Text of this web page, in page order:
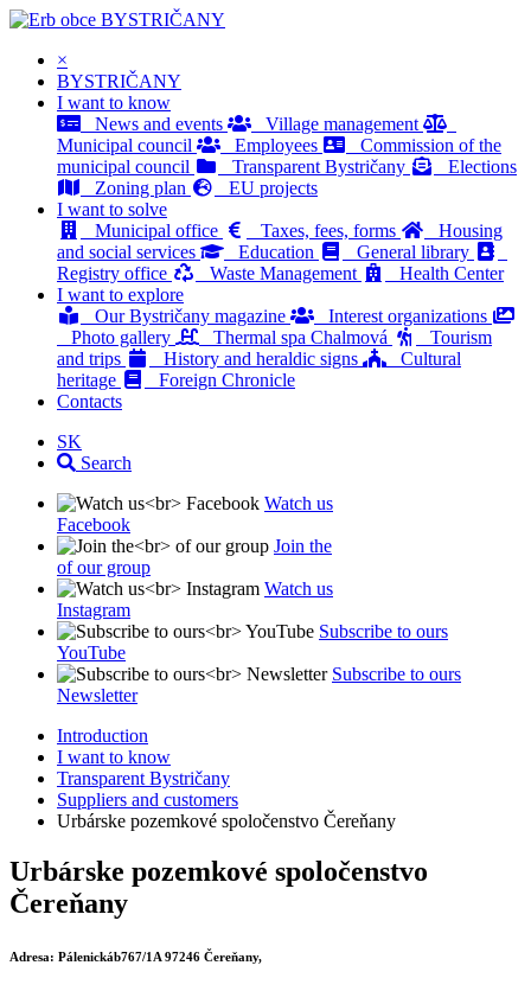
BYSTRIČANY
×
BYSTRIČANY
I want to know
News and events
Village management
Municipal council
Employees
Commission of the
municipal council
Transparent Bystričany
Elections
Zoning plan
EU projects
I want to solve
Municipal office
Taxes, fees, forms
Housing
and social services
Education
General library
Registry office
Waste Management
Health Center
I want to explore
Our Bystričany magazine
Interest organizations
Photo gallery
Thermal spa Chalmová
Tourism
and trips
History and heraldic signs
Cultural
heritage
Foreign Chronicle
Contacts
SK
Search
Watch us
Facebook
Join the
of our group
Watch us
Instagram
Subscribe to ours
YouTube
Subscribe to ours
Newsletter
Introduction
I want to know
Transparent Bystričany
Suppliers and customers
Urbárske pozemkové spoločenstvo Čereňany
Urbárske pozemkové spoločenstvo
Čereňany
Adresa: Pálenickáb767/1A 97246 Čereňany,